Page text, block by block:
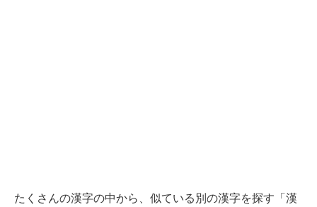
たくさんの漢字の中から、似ている別の漢字を探す「漢